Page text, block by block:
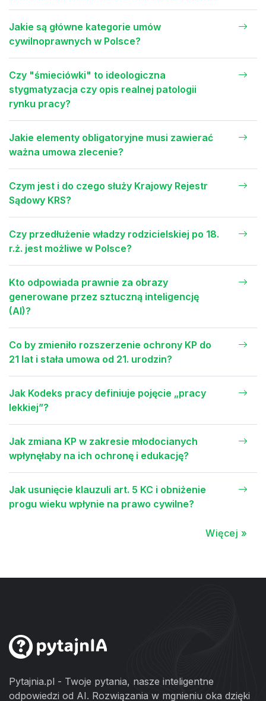
Jakie są główne kategorie umów
cywilnoprawnych w Polsce?
Czy "śmieciówki" to ideologiczna
stygmatyzacja czy opis realnej patologii
rynku pracy?
Jakie elementy obligatoryjne musi zawierać
ważna umowa zlecenie?
Czym jest i do czego służy Krajowy Rejestr
Sądowy KRS?
Czy przedłużenie władzy rodzicielskiej po 18.
r.ż. jest możliwe w Polsce?
Kto odpowiada prawnie za obrazy
generowane przez sztuczną inteligencję
(AI)?
Co by zmieniło rozszerzenie ochrony KP do
21 lat i stała umowa od 21. urodzin?
Jak Kodeks pracy definiuje pojęcie „pracy
lekkiej”?
Jak zmiana KP w zakresie młodocianych
wpłynęłaby na ich ochronę i edukację?
Jak usunięcie klauzuli art. 5 KC i obniżenie
progu wieku wpłynie na prawo cywilne?
Więcej »
Pytajnia.pl - Twoje pytania, nasze inteligentne
odpowiedzi od AI. Rozwiązania w mgnieniu oka dzięki